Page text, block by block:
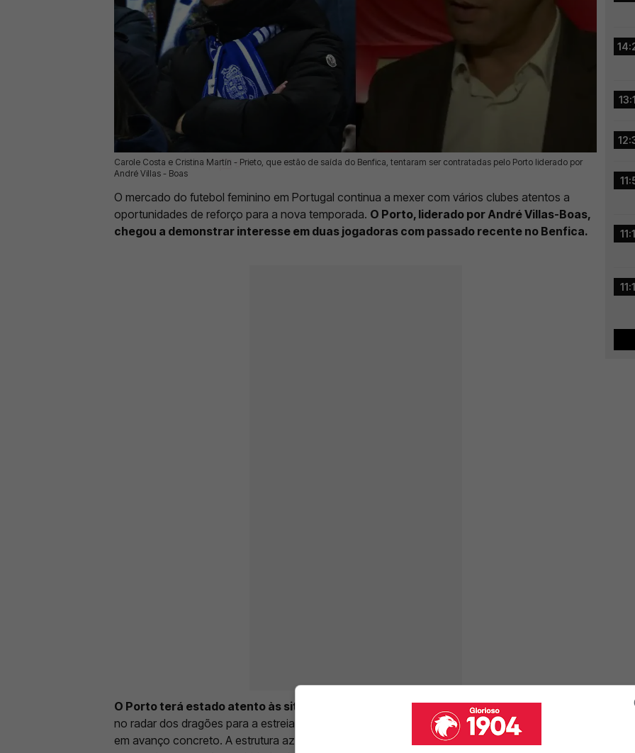
Carole Costa e Cristina Martín - Prieto, que estão de saída do Benfica, tentaram ser contratadas pelo Porto liderado por
André Villas - Boas
30 Jun 2026 | 13:29 | 0
O mercado do futebol feminino em Portugal continua a mexer com vários clubes atentos a
oportunidades de reforço para a nova temporada. O Porto, liderado por André Villas-Boas,
chegou a demonstrar interesse em duas jogadoras com passado recente no Benfica.
O Porto terá estado atento às situações de Carole Costae Cristina Martín-Prieto
no radar dos dragões para a estreia na Liga BPI, mas sem que o interesse se tenha traduzido
em avanço concreto. A estrutura azul e branca avaliou a possibilidade de reforçar o plantel com